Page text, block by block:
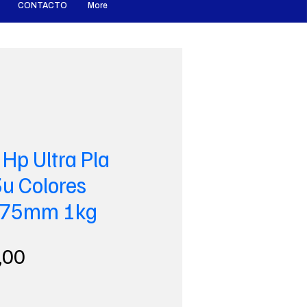
CONTACTO More
Ultra Pla
Colores
1kg